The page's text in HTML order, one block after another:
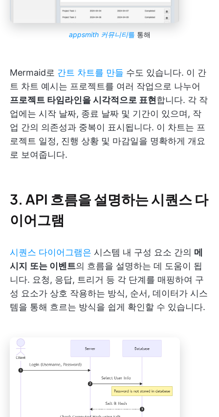
appsmith 커뮤니티를 통해
Mermaid로 간트 차트를 만들 수도 있습니다. 이 간
트 차트 예시는 프로젝트를 여러 작업으로 나누어
프로젝트 타임라인을 시각적으로 표현합니다. 각 작
업에는 시작 날짜, 종료 날짜 및 기간이 있으며, 작
업 간의 의존성과 중복이 표시됩니다. 이 차트는 프
로젝트 일정, 진행 상황 및 마감일을 명확하게 개요
로 보여줍니다.
3. API 흐름을 설명하는 시퀀스 다
이어그램
시퀀스 다이어그램은 시스템 내 구성 요소 간의 메
시지 또는 이벤트의 흐름을 설명하는 데 도움이 됩
니다. 요청, 응답, 트리거 등 각 단계를 매핑하여 구
성 요소가 상호 작용하는 방식, 순서, 데이터가 시스
템을 통해 흐르는 방식을 쉽게 확인할 수 있습니다.